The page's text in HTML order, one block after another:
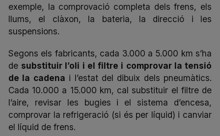
exemple, la comprovació completa dels frens, els
llums, el clàxon, la bateria, la direcció i les
suspensions.
Segons els fabricants, cada 3.000 a 5.000 km s’ha
de substituir l’oli i el filtre i comprovar la tensió
de la cadena i l’estat del dibuix dels pneumàtics.
Cada 10.000 a 15.000 km, cal substituir el filtre de
l’aire, revisar les bugies i el sistema d’encesa,
comprovar la refrigeració (si és per líquid) i canviar
el líquid de frens.